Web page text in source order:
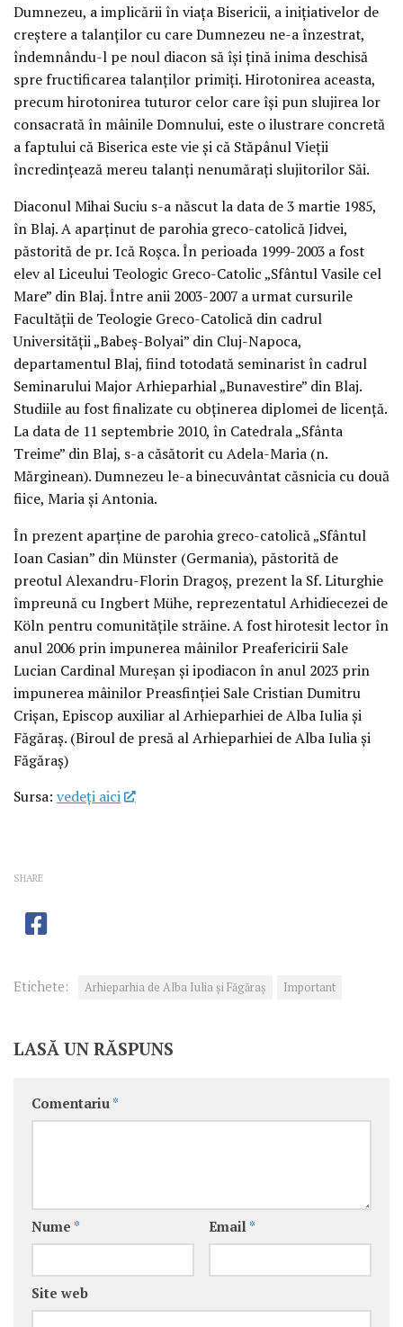
Dumnezeu, a implicării în viața Bisericii, a inițiativelor de
creștere a talanților cu care Dumnezeu ne-a înzestrat,
îndemnându-l pe noul diacon să își țină inima deschisă
spre fructificarea talanților primiți. Hirotonirea aceasta,
precum hirotonirea tuturor celor care își pun slujirea lor
consacrată în mâinile Domnului, este o ilustrare concretă
a faptului că Biserica este vie și că Stăpânul Vieții
încredințează mereu talanți nenumărați slujitorilor Săi.
Diaconul Mihai Suciu s-a născut la data de 3 martie 1985,
în Blaj. A aparținut de parohia greco-catolică Jidvei,
păstorită de pr. Ică Roșca. În perioada 1999-2003 a fost
elev al Liceului Teologic Greco-Catolic „Sfântul Vasile cel
Mare” din Blaj. Între anii 2003-2007 a urmat cursurile
Facultății de Teologie Greco-Catolică din cadrul
Universității „Babeș-Bolyai” din Cluj-Napoca,
departamentul Blaj, fiind totodată seminarist în cadrul
Seminarului Major Arhieparhial „Bunavestire” din Blaj.
Studiile au fost finalizate cu obținerea diplomei de licență.
La data de 11 septembrie 2010, în Catedrala „Sfânta
Treime” din Blaj, s-a căsătorit cu Adela-Maria (n.
Mărginean). Dumnezeu le-a binecuvântat căsnicia cu două
fiice, Maria și Antonia.
În prezent aparține de parohia greco-catolică „Sfântul
Ioan Casian” din Münster (Germania), păstorită de
preotul Alexandru-Florin Dragoș, prezent la Sf. Liturghie
împreună cu Ingbert Mühe, reprezentatul Arhidiecezei de
Köln pentru comunitățile străine. A fost hirotesit lector în
anul 2006 prin impunerea mâinilor Preafericirii Sale
Lucian Cardinal Mureșan și ipodiacon în anul 2023 prin
impunerea mâinilor Preasfinției Sale Cristian Dumitru
Crișan, Episcop auxiliar al Arhieparhiei de Alba Iulia și
Făgăraș. (Biroul de presă al Arhieparhiei de Alba Iulia și
Făgăraș)
Sursa: vedeţi aici
SHARE
Etichete: Arhieparhia de Alba Iulia și Făgăraș Important
LASĂ UN RĂSPUNS
Comentariu *
Nume * Email *
Site web